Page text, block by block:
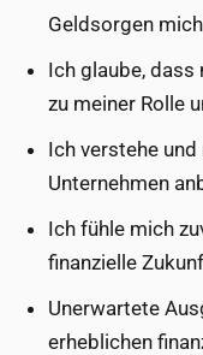
Geldsorgen
Ich glaube,
zu meiner Rolle
Ich verstehe
Unternehmen
Ich fühle mich
finanzielle
Unerwartete
erheblichen